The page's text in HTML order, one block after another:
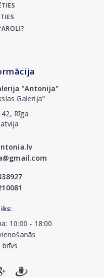
"Antonija"
Galerija"
Rīga
10:00 - 18:00
brīvs